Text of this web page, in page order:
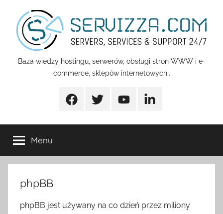
treści
Servizza
Pomoc
Baza wiedzy hostingu, serwerów, obsługi stron WWW i e-
commerce, sklepów internetowych..
FacebookTwitter YoutubeLinkedin
Menu
phpBB
phpBB jest używany na co dzień przez miliony